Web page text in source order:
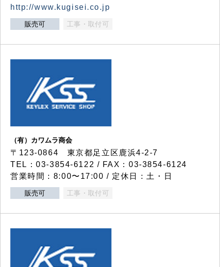
http://www.kugisei.co.jp
販売可 工事・取付可
（有）カワムラ商会
〒123-0864 東京都足立区鹿浜4-2-7
TEL：03-3854-6122 / FAX：03-3854-6124
営業時間：8:00〜17:00 / 定休日：土・日
販売可 工事・取付可